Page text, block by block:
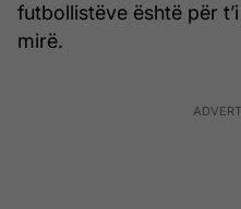
futbollistëve është për
mirë.